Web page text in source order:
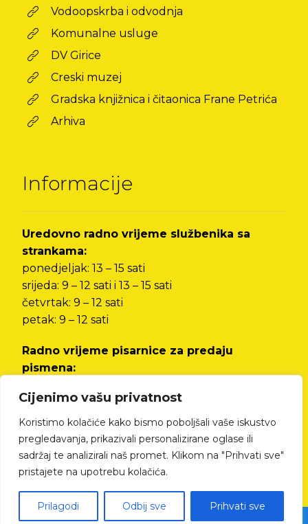
Cijenimo vašu privatnost
Koristimo kolačiće kako bismo poboljšali vaše iskustvo
pregledavanja, prikazivali personalizirane oglase ili
sadržaj te analizirali naš promet. Klikom na "Prihvati sve"
pristajete na upotrebu kolačića.
Prilagodi Odbij sve Prihvati sve
Vodoopskrba i odvodnja
Komunalne usluge
DV Girice
Creski muzej
Gradska knjižnica i čitaonica Frane Petrića
Arhiva
Informacije
Uredovno radno vrijeme službenika sa
strankama:
ponedjeljak: 13 – 15 sati
srijeda: 9 – 12 sati i 13 – 15 sati
četvrtak: 9 – 12 sati
petak: 9 – 12 sati
Radno vrijeme pisarnice za predaju
pismena:
do 15 sati
Izjava o pristupačnosti
© All rights reserved Cres.hr | Izrada web stranica - kTdizajn